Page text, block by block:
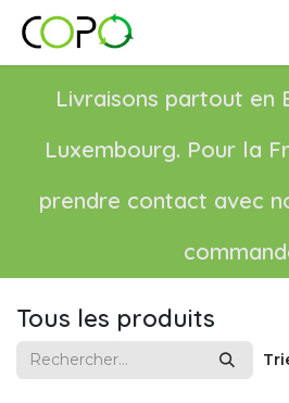
Se rendre au contenu
Livraisons partout en
Luxembourg. Pour la
prendre contact avec
Tous les produits